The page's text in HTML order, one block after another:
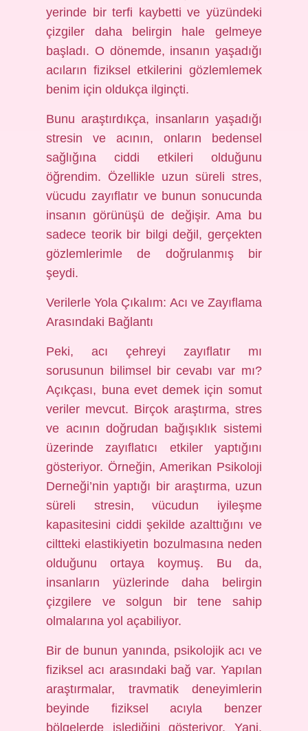
yerinde bir terfi kaybetti ve yüzündeki
çizgiler daha belirgin hale gelmeye
başladı. O dönemde, insanın yaşadığı
acıların fiziksel etkilerini gözlemlemek
benim için oldukça ilginçti.
Bunu araştırdıkça, insanların yaşadığı
stresin ve acının, onların bedensel
sağlığına ciddi etkileri olduğunu
öğrendim. Özellikle uzun süreli stres,
vücudu zayıflatır ve bunun sonucunda
insanın görünüşü de değişir. Ama bu
sadece teorik bir bilgi değil, gerçekten
gözlemlerimle de doğrulanmış bir
şeydi.
Verilerle Yola Çıkalım: Acı ve Zayıflama
Arasındaki Bağlantı
Peki, acı çehreyi zayıflatır mı
sorusunun bilimsel bir cevabı var mı?
Açıkçası, buna evet demek için somut
veriler mevcut. Birçok araştırma, stres
ve acının doğrudan bağışıklık sistemi
üzerinde zayıflatıcı etkiler yaptığını
gösteriyor. Örneğin, Amerikan Psikoloji
Derneği’nin yaptığı bir araştırma, uzun
süreli stresin, vücudun iyileşme
kapasitesini ciddi şekilde azalttığını ve
ciltteki elastikiyetin bozulmasına neden
olduğunu ortaya koymuş. Bu da,
insanların yüzlerinde daha belirgin
çizgilere ve solgun bir tene sahip
olmalarına yol açabiliyor.
Bir de bunun yanında, psikolojik acı ve
fiziksel acı arasındaki bağ var. Yapılan
araştırmalar, travmatik deneyimlerin
beyinde fiziksel acıyla benzer
bölgelerde işlediğini gösteriyor. Yani,